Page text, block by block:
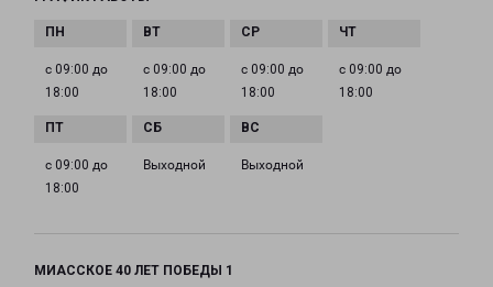
с 09:00 до
18:00
с 09:00 до
18:00
с 09:00 до
18:00
с 09:00 до
18:00
с 09:00 до
18:00
Выходной Выходной
МИАССКОЕ 40 ЛЕТ ПОБЕДЫ 1